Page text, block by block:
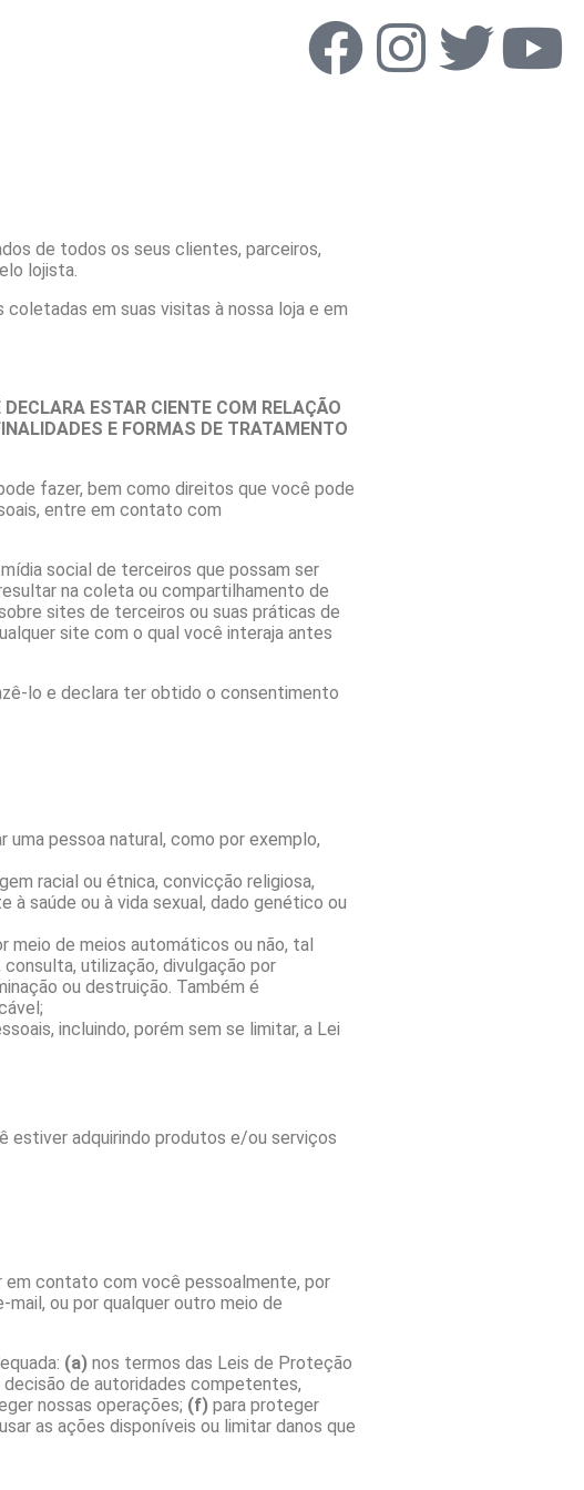
de todos os seus clientes, parceiros,
lojista.
em suas visitas à nossa loja e em
ESTAR CIENTE COM RELAÇÃO
E FORMAS DE TRATAMENTO
fazer, bem como direitos que você pode
entre em contato com
social de terceiros que possam ser
na coleta ou compartilhamento de
sites de terceiros ou suas práticas de
site com o qual você interaja antes
lo e declara ter obtido o consentimento
pessoa natural, como por exemplo,
racial ou étnica, convicção religiosa,
saúde ou à vida sexual, dado genético ou
meio de meios automáticos ou não, tal
utilização, divulgação por
ou destruição. Também é
incluindo, porém sem se limitar, a Lei
estiver adquirindo produtos e/ou serviços
contato com você pessoalmente, por
ou por qualquer outro meio de
(a) nos termos das Leis de Proteção
decisão de autoridades competentes,
nossas operações; (f) para proteger
as ações disponíveis ou limitar danos que